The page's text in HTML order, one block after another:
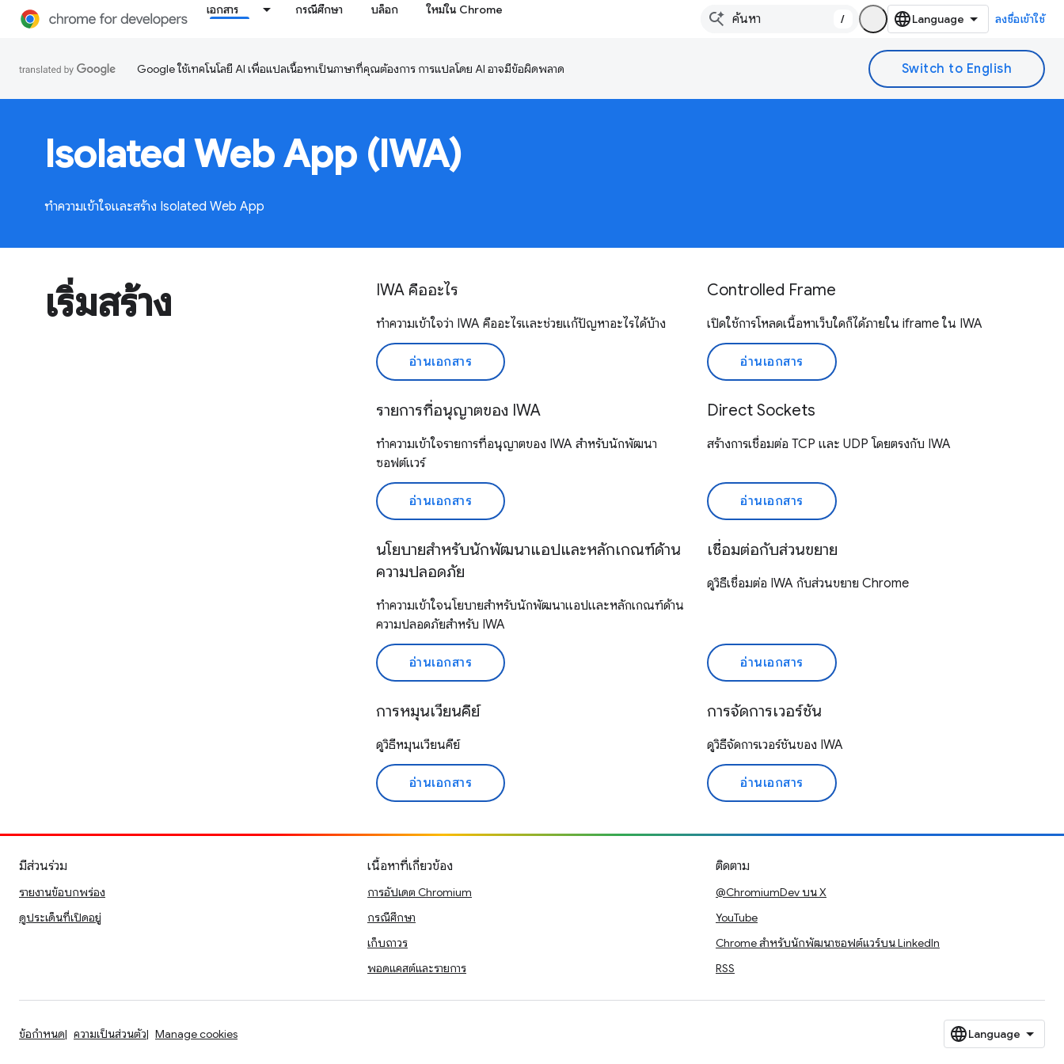
เอกสาร กรณีศึกษา บล็อก ใหม่ใน Chrome
/ ลงชื่อเข้าใช้
Google ใช้เทคโนโลยี AI เพื่อแปลเนื้อหาเป็นภาษาที่คุณต้องการ การแปลโดย AI อาจมีข้อผิดพลาด
Isolated Web App (IWA)
ทำความเข้าใจและสร้าง Isolated Web App
เริ่มสร้าง IWA คืออะไร
ทำความเข้าใจว่า IWA คืออะไรและช่วยแก้ปัญหาอะไรได้บ้าง
อ่านเอกสาร
Controlled Frame
เปิดใช้การโหลดเนื้อหาเว็บใดก็ได้ภายใน iframe ใน IWA
อ่านเอกสาร
รายการที่อนุญาตของ IWA
ทำความเข้าใจรายการที่อนุญาตของ IWA สำหรับนักพัฒนา
ซอฟต์แวร์
อ่านเอกสาร
Direct Sockets
สร้างการเชื่อมต่อ TCP และ UDP โดยตรงกับ IWA
อ่านเอกสาร
นโยบายสำหรับนักพัฒนาแอปและหลักเกณฑ์ด้าน
ความปลอดภัย
ทำความเข้าใจนโยบายสำหรับนักพัฒนาแอปและหลักเกณฑ์ด้าน
ความปลอดภัยสำหรับ IWA
อ่านเอกสาร
เชื่อมต่อกับส่วนขยาย
ดูวิธีเชื่อมต่อ IWA กับส่วนขยาย Chrome
อ่านเอกสาร
การหมุนเวียนคีย์
ดูวิธีหมุนเวียนคีย์
อ่านเอกสาร
การจัดการเวอร์ชัน
ดูวิธีจัดการเวอร์ชันของ IWA
อ่านเอกสาร
มีส่วนร่วม
รายงานข้อบกพร่อง
ดูประเด็นที่เปิดอยู่
เนื้อหาที่เกี่ยวข้อง
การอัปเดต Chromium
กรณีศึกษา
เก็บถาวร
พอดแคสต์และรายการ
ติดตาม
@ChromiumDev บน X
YouTube
Chrome สำหรับนักพัฒนาซอฟต์แวร์บน LinkedIn
RSS
ข้อกำหนด ความเป็นส่วนตัว Manage cookies